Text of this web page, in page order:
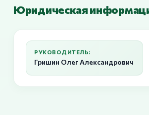
Юридическая
РУКОВОДИТЕЛЬ:
Гришин Олег Александрович